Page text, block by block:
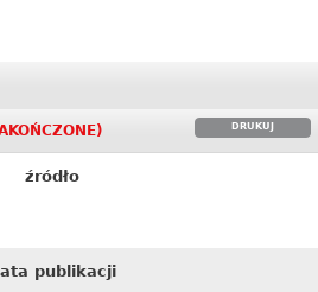
DRUKUJ
źródło
publikacji